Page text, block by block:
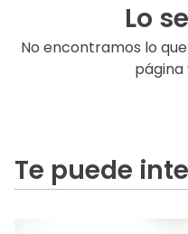
Lo
No encontramos lo
página
Te puede